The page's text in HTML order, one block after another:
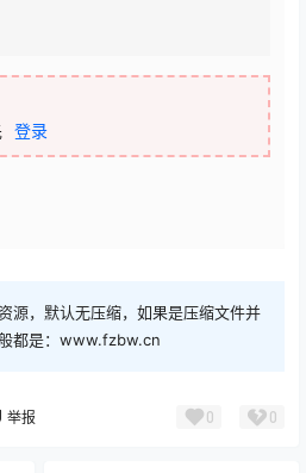
登录
源，默认无压缩，如果是压缩文件并
都是：www.fzbw.cn
举报 0 0